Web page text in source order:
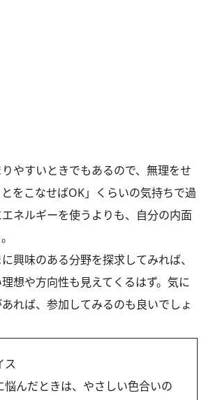
やすいときでもあるので、無理をせ
をこなせばOK」くらいの気持ちで過
ネルギーを使うよりも、自分の内面
興味のある分野を探求してみれば、
想や方向性も見えてくるはず。気に
れば、参加してみるのも良いでしょ
ス
悩んだときは、やさしい色合いの